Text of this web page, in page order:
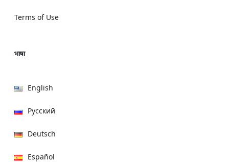
Terms of Use
भाषा
English
Русский
Deutsch
Español